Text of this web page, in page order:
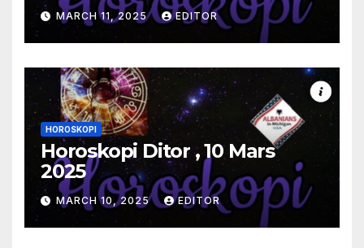
MARCH 11, 2025 EDITOR
HOROSKOPI
Horoskopi Ditor , 10 Mars
2025
MARCH 10, 2025 EDITOR